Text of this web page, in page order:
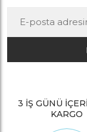
3 İŞ GÜNÜ
KARGO